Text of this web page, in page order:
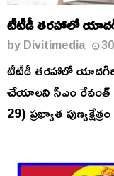
టీటీడీ తరహాలో
byDivitimedia
టీటీడీ తరహాలో
చేయాలని సీఎం రేవంత్
29) ప్రఖ్యాత